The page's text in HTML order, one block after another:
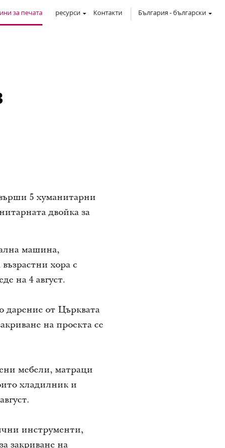
за печата ресурси Контакти България -български
5 хуманитарни
двойка за
машина,
хора с
на 4 август.
дарение от Църквата
на проекта се
мебели, матраци
хладилник и
инструменти,
закриване на